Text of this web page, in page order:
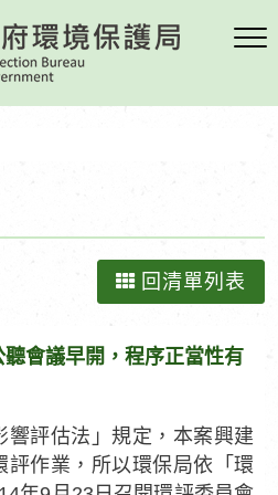
回清單列表
會議早開，程序正當性有
評估法」規定，本案興建
評作業，所以環保局依「環